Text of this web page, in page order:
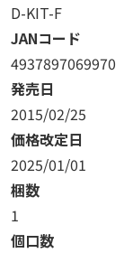
D-KIT-F
JANコード
4937897069970
発売日
2015/02/25
価格改定日
2025/01/01
梱数
1
個口数